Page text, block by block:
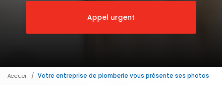
Appel urgent
Accueil Votre entreprise de plomberie vous présente ses photos